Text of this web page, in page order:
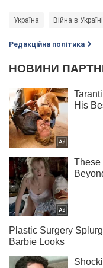
Україна Війна в Україні
Редакційна політика